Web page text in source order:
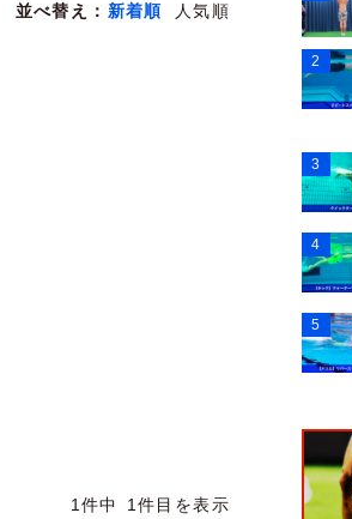
並べ替え： 新着順 人気順
1件中 1件目を表示